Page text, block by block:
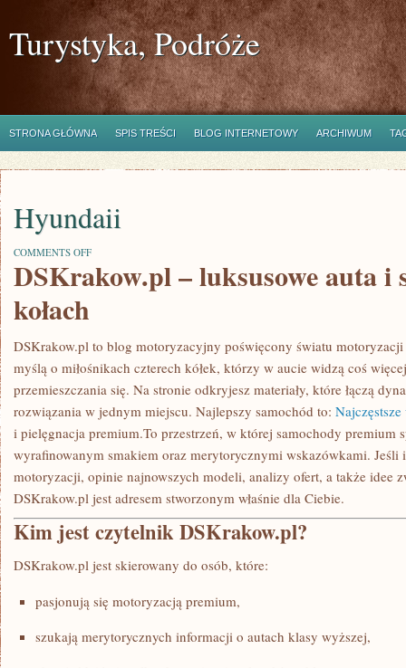
Turystyka, Podróże
STRONA GŁÓWNA SPIS TREŚCI BLOG INTERNETOWY ARCHIWUM
Hyundaii
COMMENTS OFFON
HYUNDAII
DSKrakow.pl – luksusowe auta i
kołach
DSKrakow.pl to blog motoryzacyjny poświęcony światu
myślą o miłośnikach czterech kółek, którzy w aucie widzą coś
przemieszczania się. Na stronie odkryjesz materiały, które łączą
rozwiązania w jednym miejscu. Najlepszy samochód to:
i pielęgnacja premium.To przestrzeń, w której samochody premium
wyrafinowanym smakiem oraz merytorycznymi wskazówkami. Jeśli
motoryzacji, opinie najnowszych modeli, analizy ofert, a także idee
DSKrakow.pl jest adresem stworzonym właśnie dla Ciebie.
Kim jest czytelnik DSKrakow.pl?
DSKrakow.pl jest skierowany do osób, które:
pasjonują się motoryzacją premium,
szukają merytorycznych informacji o autach klasy wyższej,